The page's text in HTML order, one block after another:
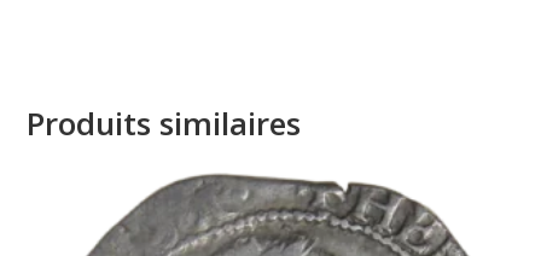
Produits similaires